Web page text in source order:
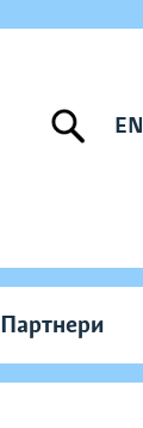
EN
Партнери